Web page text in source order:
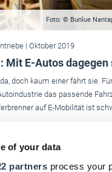
of your data
partners process your
Foto: © Bunlue
| Oktober 2019
Mit E-Autos dagegen
doch kaum einer fährt sie.
das passende
auf E-Mobilität ist